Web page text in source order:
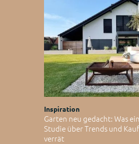
Inspiration
Garten neu gedacht: Was
Studie über Trends und
verrät